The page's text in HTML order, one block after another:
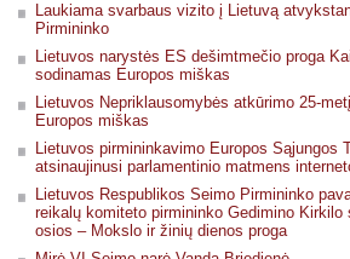
Laukiama svarbaus vizito į Lietuvą
Pirmininko
Lietuvos narystės ES dešimtmečio proga
sodinamas Europos miškas
Lietuvos Nepriklausomybės atkūrimo 25-
Europos miškas
Lietuvos pirmininkavimo Europos Sąjungos
atsinaujinusi parlamentinio matmens
Lietuvos Respublikos Seimo Pirmininko
reikalų komiteto pirmininko Gedimino Kirkilo
osios – Mokslo ir žinių dienos proga